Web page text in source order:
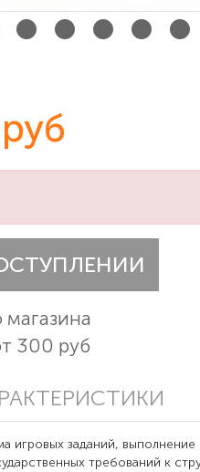
300 руб
игровых заданий,
требований к